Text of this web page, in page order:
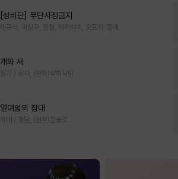
[성비단] 무단사정금지
마규식, 피상구, 진월, 테리야끼, 오프카, 뚱개
개와 새
정각 / 정각, (원작)박하사탕
열여덟의 침대
자태 / 청담, (원작)문슬로